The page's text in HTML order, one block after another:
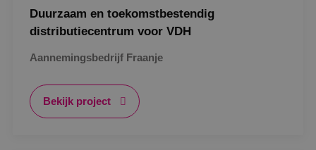
Duurzaam en toekomstbestendig
distributiecentrum voor VDH
Aannemingsbedrijf Fraanje
Bekijk project